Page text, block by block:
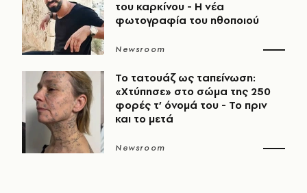
του καρκίνου - Η νέα
φωτογραφία του ηθοποιού
Newsroom
Το τατουάζ ως ταπείνωση:
«Χτύπησε» στο σώμα της 250
φορές τ’ όνομά του - Το πριν
και το μετά
Newsroom